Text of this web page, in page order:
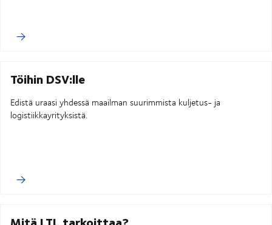
Töihin DSV:lle
Edistä uraasi yhdessä maailman suurimmista kuljetus- ja
logistiikkayrityksistä.